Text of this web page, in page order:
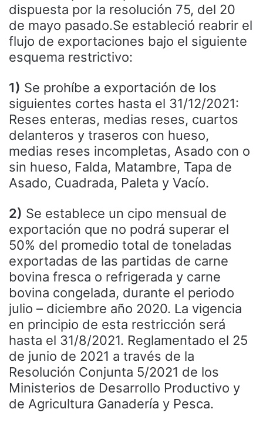
dispuesta por la resolución 75, del 20
de mayo pasado.Se estableció reabrir el
flujo de exportaciones bajo el siguiente
esquema restrictivo:
1) Se prohíbe a exportación de los
siguientes cortes hasta el 31/12/2021:
Reses enteras, medias reses, cuartos
delanteros y traseros con hueso,
medias reses incompletas, Asado con o
sin hueso, Falda, Matambre, Tapa de
Asado, Cuadrada, Paleta y Vacío.
2) Se establece un cipo mensual de
exportación que no podrá superar el
50% del promedio total de toneladas
exportadas de las partidas de carne
bovina fresca o refrigerada y carne
bovina congelada, durante el periodo
julio – diciembre año 2020. La vigencia
en principio de esta restricción será
hasta el 31/8/2021. Reglamentado el 25
de junio de 2021 a través de la
Resolución Conjunta 5/2021 de los
Ministerios de Desarrollo Productivo y
de Agricultura Ganadería y Pesca.